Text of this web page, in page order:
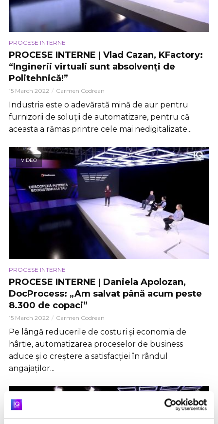
PROCESE INTERNE
PROCESE INTERNE | Vlad Cazan, KFactory:
“Inginerii virtuali sunt absolvenți de
Politehnică!”
15 March 2022 Carmen Codrean
Industria este o adevărată mină de aur pentru
furnizorii de soluții de automatizare, pentru că
aceasta a rămas printre cele mai nedigitalizate...
VIDEO
PROCESE INTERNE
PROCESE INTERNE | Daniela Apolozan,
DocProcess: „Am salvat până acum peste
8.300 de copaci”
15 March 2022 Carmen Codrean
Pe lângă reducerile de costuri și economia de
hârtie, automatizarea proceselor de business
aduce și o creștere a satisfacției în rândul
angajaților...
VIDEO